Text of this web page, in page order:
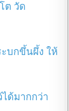
ต วัด
บกขึ้นผึ้ง ให้
ด้มากกว่า